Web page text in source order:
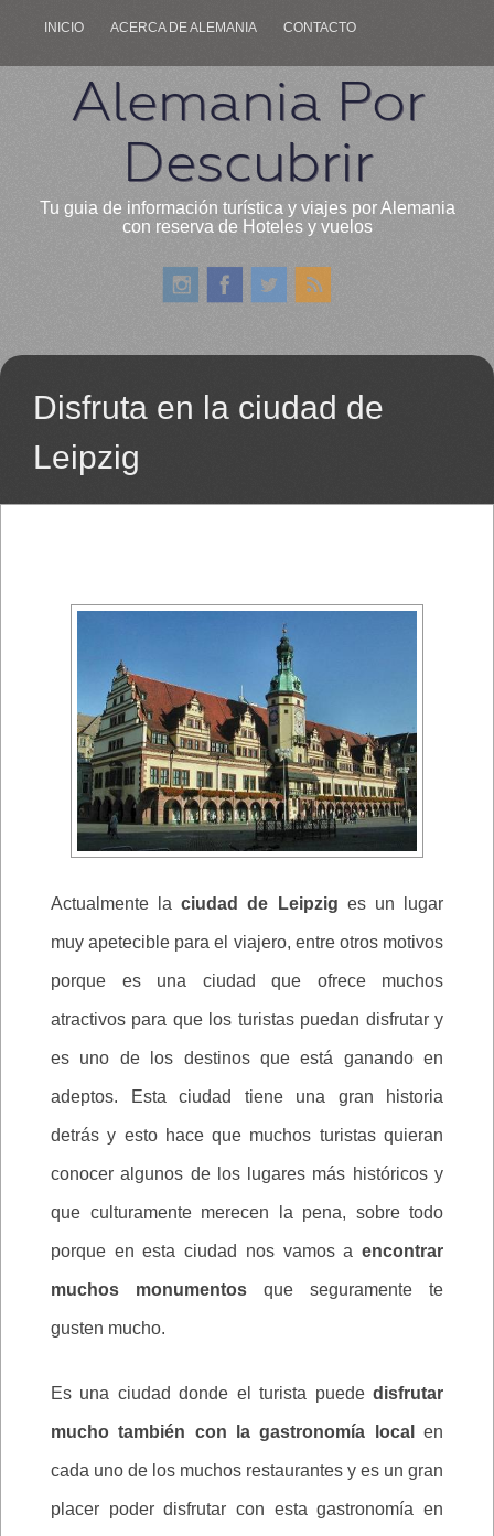
INICIO ACERCA DE ALEMANIA CONTACTO
Alemania Por
Descubrir
Tu guia de información turística y viajes por Alemania
con reserva de Hoteles y vuelos
Disfruta en la ciudad de
Leipzig
Actualmente laciudad de Leipzig es un lugar
muy apetecible para el viajero, entre otros motivos
porque es una ciudad que ofrece muchos
atractivos para que los turistas puedan disfrutar y
es uno de los destinos que está ganando en
adeptos. Esta ciudad tiene una gran historia
detrás y esto hace que muchos turistas quieran
conocer algunos de los lugares más históricos y
que culturamente merecen la pena, sobre todo
porque en esta ciudad nos vamos a encontrar
muchos monumentos que seguramente te
gusten mucho.
Es una ciudad donde el turista puede disfrutar
mucho también con la gastronomía local en
cada uno de los muchos restaurantes y es un gran
placer poder disfrutar con esta gastronomía en